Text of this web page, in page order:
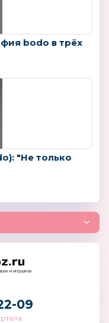
bodo в трёх
"Не только
и игрушках
09